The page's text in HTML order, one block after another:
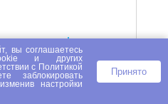
зеркалом Флоренция
₽
вы соглашаетесь
и других
с Политикой
заблокировать
настройки
Принято